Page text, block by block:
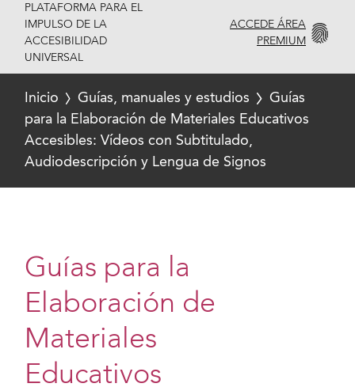
PLATAFORMA PARA EL
IMPULSO DE LA
ACCESIBILIDAD
UNIVERSAL
ACCEDE ÁREA
PREMIUM
Inicio Guías, manuales y estudios
Guías
para la Elaboración de Materiales Educativos
Accesibles: Vídeos con Subtitulado,
Audiodescripción y Lengua de Signos
Guías para la
Elaboración de
Materiales
Educativos